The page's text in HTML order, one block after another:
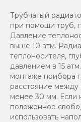
Трубчатый
при помощи труб,
Давление
выше 10 атм.
теплоносителя,
давлением в 15
монтаже прибора
расстояние
менее 30 мм. Если
положенное
использовать